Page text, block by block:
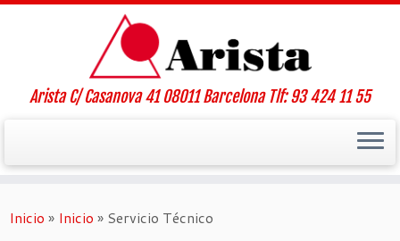
Arista C/ Casanova 41 08011 Barcelona Tlf: 93 424 11 55
Inicio » Inicio » Servicio Técnico